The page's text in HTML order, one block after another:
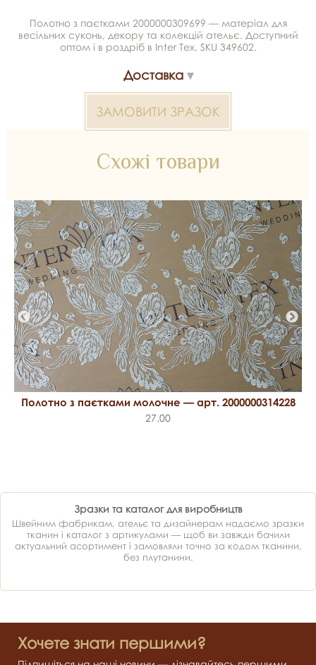
Полотно з паєтками 2000000309699 — матеріал для
весільних суконь, декору та колекцій ательє. Доступний
оптом і в роздріб в Inter Tex, SKU 349602.
Доставка
ЗАМОВИТИ ЗРАЗОК
Схожі товари
Полотно з паєтками молочне — арт. 2000000314228
27.00
Зразки та каталог для виробництв
Швейним фабрикам, ательє та дизайнерам надаємо зразки
тканин і каталог з артикулами — щоб ви завжди бачили
актуальний асортимент і замовляли точно за кодом тканини,
без плутанини.
Хочете знати першими?